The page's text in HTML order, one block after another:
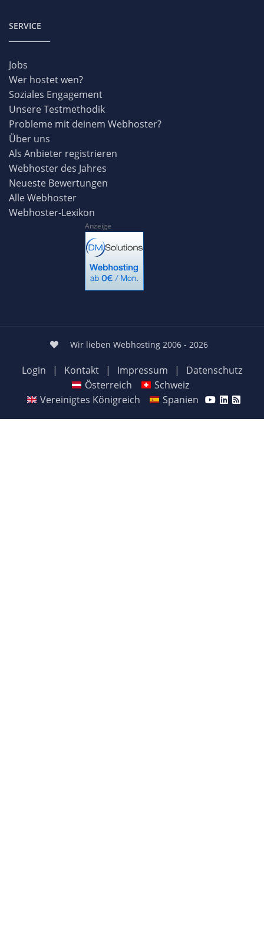
SERVICE
Jobs
Wer hostet wen?
Soziales Engagement
Unsere Testmethodik
Probleme mit deinem Webhoster?
Über uns
Als Anbieter registrieren
Webhoster des Jahres
Neueste Bewertungen
Alle Webhoster
Webhoster-Lexikon
Anzeige
Wir lieben Webhosting 2006 - 2026
Login | Kontakt | Impressum |
Datenschutz
Österreich
Schweiz
Vereinigtes Königreich
Spanien